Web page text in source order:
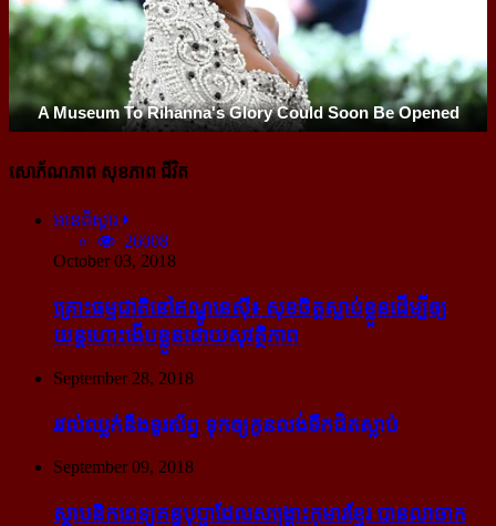
សោភ័ណភាព សុខភាព ជីវិត
អានពិស្ដារ
26008
October 03, 2018
គ្រោះធម្មជាតិនៅឥណ្ឌូនេស៊ី៖ សុខចិត្ត​ស្លាប់​ខ្លួន​ដើម្បី​ឲ្យ​
យន្ដហោះ​ងើប​ខ្លួន​ដោយ​សុវត្ថិភាព
September 28, 2018
រវល់​ឈ្លក់​នឹង​ទូរស័ព្ទ ទុក​ឲ្យ​កូន​លង់​ទឹក​ជិត​ស្លាប់
September 09, 2018
ស្ថាបនិក​ពេទ្យ​គន្ធបុប្ផា​ដែល​សង្គ្រោះ​កុមារ​ខ្មែរ​ បាន​លាចាក​